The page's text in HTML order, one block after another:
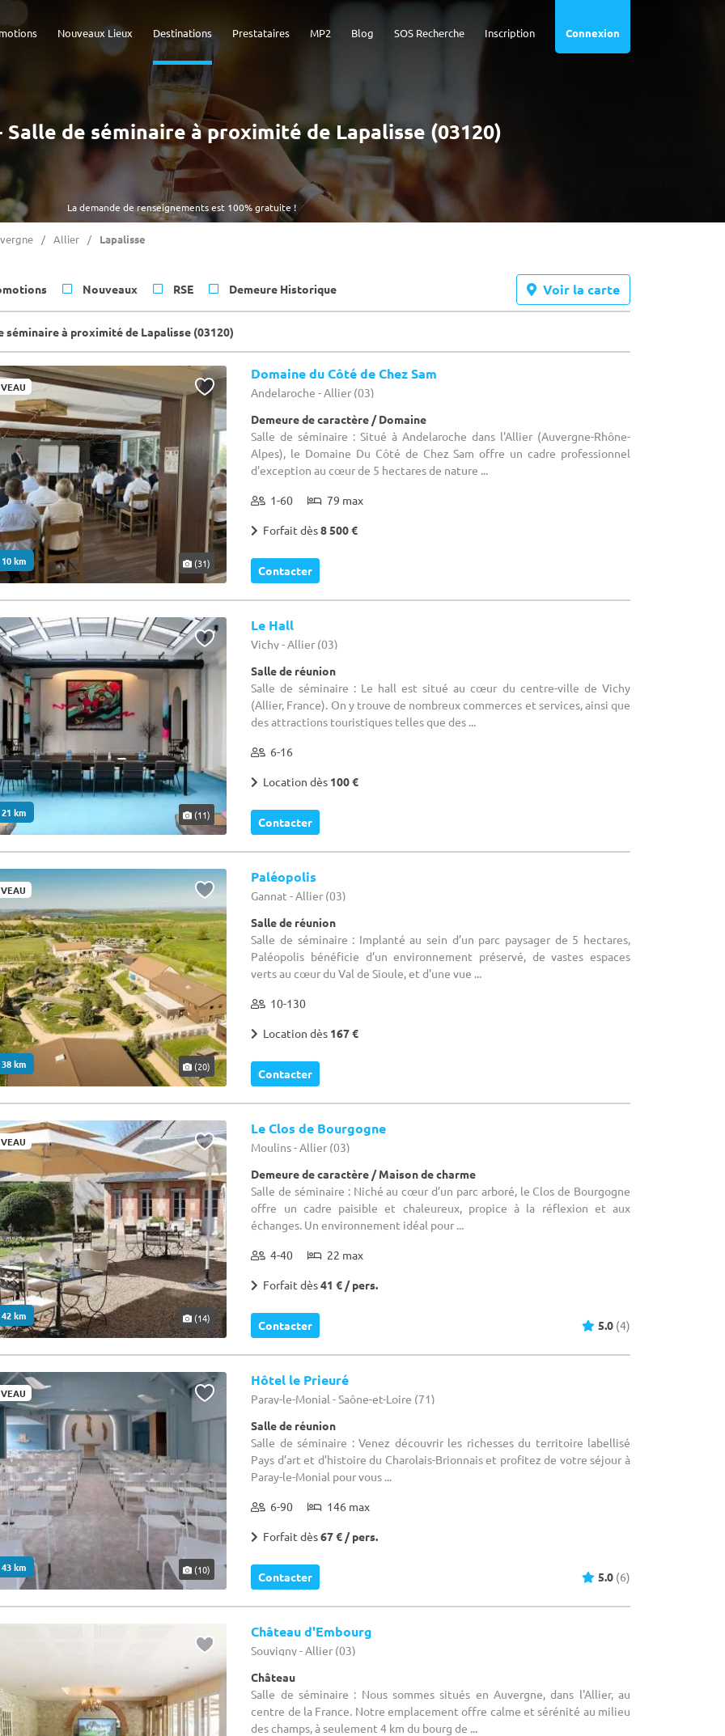
Connexion
Inscription
SOS Recherche
Blog
MP2
Prestataires
Destinations
Nouveaux Lieux
La demande de renseignements est 100% gratuite !
de séminaire à proximité de Lapalisse (03120)
Allier Lapalisse
Nouveaux RSE Demeure Historique Voir la carte
séminaire à proximité de Lapalisse (03120)
km (31)
Domaine du Côté de Chez Sam
Andelaroche - Allier (03)
Demeure de caractère / Domaine
Salle de séminaire : Situé à Andelaroche dans l'Allier (Auvergne-Rhône-
Alpes), le Domaine Du Côté de Chez Sam offre un cadre professionnel
d'exception au cœur de 5 hectares de nature ...
1-60 79 max
Forfait dès8 500 €
Contacter
km (11)
Le Hall
Vichy - Allier (03)
Salle de réunion
Salle de séminaire : Le hall est situé au cœur du centre-ville de Vichy
(Allier, France). On y trouve de nombreux commerces et services, ainsi que
des attractions touristiques telles que des ...
6-16
Location dès 100 €
Contacter
km (20)
Paléopolis
Gannat - Allier (03)
Salle de réunion
Salle de séminaire : Implanté au sein d’un parc paysager de 5 hectares,
Paléopolis bénéficie d’un environnement préservé, de vastes espaces
verts au cœur du Val de Sioule, et d'une vue ...
10-130
Location dès 167 €
Contacter
km (14)
Le Clos de Bourgogne
Moulins - Allier (03)
Demeure de caractère / Maison de charme
Salle de séminaire : Niché au cœur d’un parc arboré, le Clos de Bourgogne
offre un cadre paisible et chaleureux, propice à la réflexion et aux
échanges. Un environnement idéal pour ...
4-40 22 max
Forfait dès41 € / pers.
Contacter 5.0 (4)
km (10)
Hôtel le Prieuré
Paray-le-Monial - Saône-et-Loire (71)
Salle de réunion
Salle de séminaire : Venez découvrir les richesses du territoire labellisé
Pays d’art et d’histoire du Charolais-Brionnais et profitez de votre séjour à
Paray-le-Monial pour vous ...
6-90 146 max
Forfait dès67 € / pers.
Contacter 5.0 (6)
Château d'Embourg
Souvigny - Allier (03)
Château
Salle de séminaire : Nous sommes situés en Auvergne, dans l'Allier, au
centre de la France. Notre emplacement offre calme et sérénité au milieu
des champs, à seulement 4 km du bourg de ...